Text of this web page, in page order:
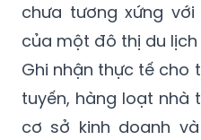
chưa tương xứng
của một đô thị du
Ghi nhận thực tế cho
tuyến, hàng loạt nhà
cơ sở kinh doanh